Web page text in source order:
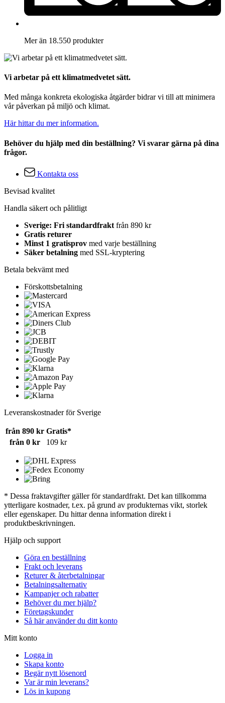
Mer än 18.550 produkter
Vi arbetar på ett klimatmedvetet sätt.
Med många konkreta ekologiska åtgärder bidrar vi till att minimera
vår påverkan på miljö och klimat.
Här hittar du mer information.
Behöver du hjälp med din beställning? Vi svarar gärna på dina
frågor.
Kontakta oss
Bevisad kvalitet
Handla säkert och pålitligt
Sverige: Fri standardfrakt från 890 kr
Gratis returer
Minst 1 gratisprov med varje beställning
Säker betalning med SSL-kryptering
Betala bekvämt med
Förskottsbetalning
Leveranskostnader för Sverige
från 890 kr Gratis*
från 0 kr
109 kr
* Dessa fraktavgifter gäller för standardfrakt. Det kan tillkomma
ytterligare kostnader, t.ex. på grund av produkternas vikt, storlek
eller egenskaper. Du hittar denna information direkt i
produktbeskrivningen.
Hjälp och support
Göra en beställning
Frakt och leverans
Returer & återbetalningar
Betalningsalternativ
Kampanjer och rabatter
Behöver du mer hjälp?
Företagskunder
Så här använder du ditt konto
Mitt konto
Logga in
Skapa konto
Begär nytt lösenord
Var är min leverans?
Lös in kupong